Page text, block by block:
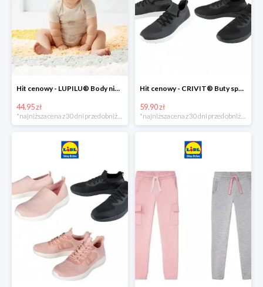
Hit cenowy - LUPILU® Body niemowlęce z biobawełny, z krótkim rękawem, 5 sztuk
44.95 zł
*najniższa cena z 30 dni przed obniżką
Hit cenowy - CRIVIT® Buty sportowe chłopięce WellWalk, 1 para
59.90 zł
*najniższa cena z 30 dni przed obniżką